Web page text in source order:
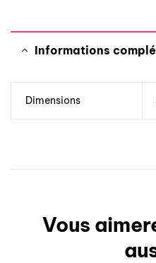
Informations
Dimensions
Vous